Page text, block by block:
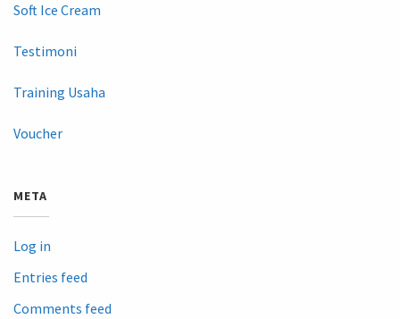
Soft Ice Cream
Testimoni
Training Usaha
Voucher
META
Log in
Entries feed
Comments feed